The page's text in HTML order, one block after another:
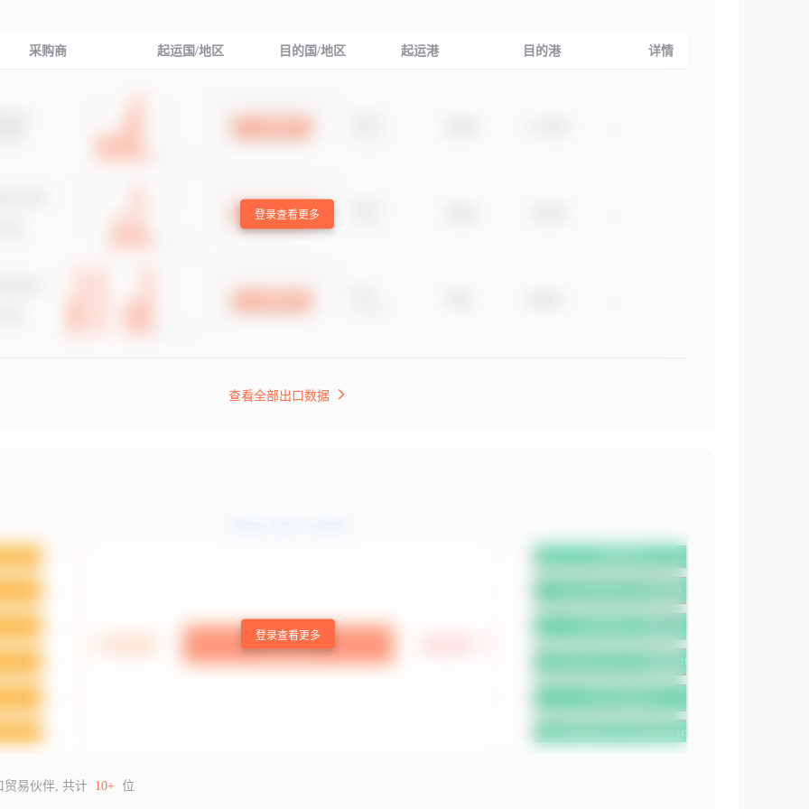
采购商 起运国/地区 目的国/地区 起运港 目的港 详情
登录查看更多
查看全部出口数据
登录查看更多
贸易伙伴, 共计 10+ 位